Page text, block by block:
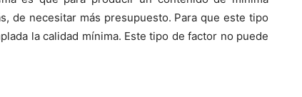
de necesitar más presupuesto. Para que este tipo
la calidad mínima. Este tipo de factor no puede